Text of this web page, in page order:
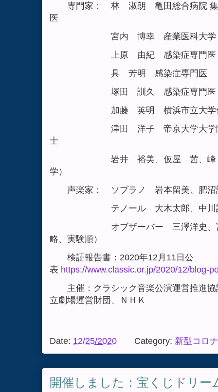
専門家： 林 淑朗 亀田総合病院 集
医
宮内 博幸 産業医科大学 作業
上原 由紀 感染症専門医
具 芳明 感染症専門医
塚田 訓久 感染症専門医
加藤 英明 横浜市立大学付属
津田 洋子 帝京大学大学院 公
士
岩井 裕美、仮屋 茜、峰 政
学）
声楽家： ソプラノ 岩本留美、肥沼
テノール 大木太郎、中川誠宏
オブザーバー 三澤洋史
略、実験順）
検証報告書：2020年12月11日公
表 https://www.classic.or.jp/2020/12/blog-
主催：クラシック音楽公演運営推進
立劇場運営財団、ＮＨＫ
Date: 12/25/2020 Category: 新型コロ
開催しました：宝くじドリー